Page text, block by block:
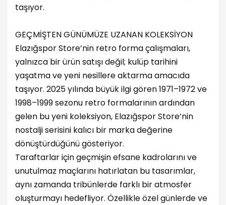
taşıyor.
GEÇMİŞTEN GÜNÜMÜZE UZANAN KOLEKSİYON
Elazığspor Store’nin retro forma çalışmaları,
yalnızca bir ürün satışı değil; kulüp tarihini
yaşatma ve yeni nesillere aktarma amacıda
taşıyor. 2025 yılında büyük ilgi gören 1971–1972 ve
1998–1999 sezonu retro formalarının ardından
gelen bu yeni koleksiyon, Elazığspor Store’nin
nostalji serisini kalıcı bir marka değerine
dönüştürdüğünü gösteriyor.
Taraftarlar için geçmişin efsane kadrolarını ve
unutulmaz maçlarını hatırlatan bu tasarımlar,
aynı zamanda tribünlerde farklı bir atmosfer
oluşturmayı hedefliyor. Özellikle özel günlerde ve